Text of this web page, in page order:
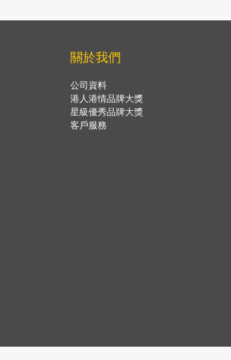
關於我們
公司資料
港人港情品牌大獎
星級優秀品牌大獎
客戶服務